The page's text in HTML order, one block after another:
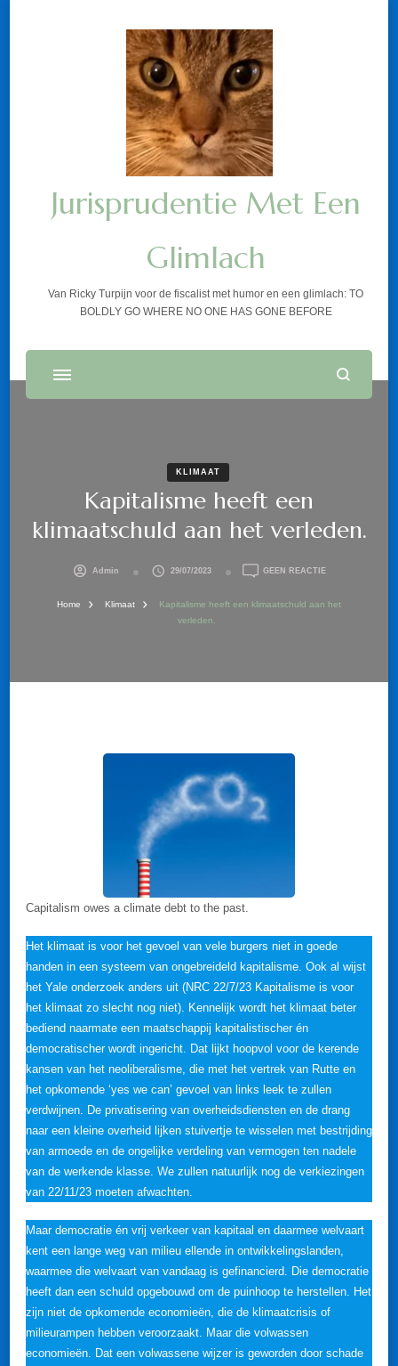
Jurisprudentie Met Een
Glimlach
Van Ricky Turpijn voor de fiscalist met humor en een glimlach: TO
BOLDLY GO WHERE NO ONE HAS GONE BEFORE
KLIMAAT
Kapitalisme heeft een
klimaatschuld aan het verleden.
Admin 29/07/2023 GEEN REACTIEOP
EEN
Home Klimaat
Kapitalisme heeft een klimaatschuld aan het
verleden.
Capitalism owes a climate debt to the past.
Het klimaat is voor het gevoel van vele burgers niet in goede
handen in een systeem van ongebreideld kapitalisme. Ook al wijst
het Yale onderzoek anders uit (NRC 22/7/23 Kapitalisme is voor
het klimaat zo slecht nog niet). Kennelijk wordt het klimaat beter
bediend naarmate een maatschappij kapitalistischer én
democratischer wordt ingericht. Dat lijkt hoopvol voor de kerende
kansen van het neoliberalisme, die met het vertrek van Rutte en
het opkomende ‘yes we can’ gevoel van links leek te zullen
verdwijnen. De privatisering van overheidsdiensten en de drang
naar een kleine overheid lijken stuivertje te wisselen met bestrijding
van armoede en de ongelijke verdeling van vermogen ten nadele
van de werkende klasse. We zullen natuurlijk nog de verkiezingen
van 22/11/23 moeten afwachten.
Maar democratie én vrij verkeer van kapitaal en daarmee welvaart
kent een lange weg van milieu ellende in ontwikkelingslanden,
waarmee die welvaart van vandaag is gefinancierd. Die democratie
heeft dan een schuld opgebouwd om de puinhoop te herstellen. Het
zijn niet de opkomende economieën, die de klimaatcrisis of
milieurampen hebben veroorzaakt. Maar die volwassen
economieën. Dat een volwassene wijzer is geworden door schade